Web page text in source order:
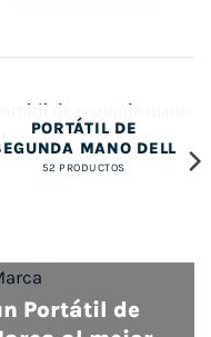
PORTÁTIL DE
MANO DELL
52 PRODUCTOS
Portátil de